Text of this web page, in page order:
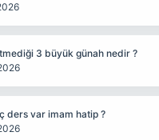
3 büyük günah nedir ?
ders var imam hatip ?